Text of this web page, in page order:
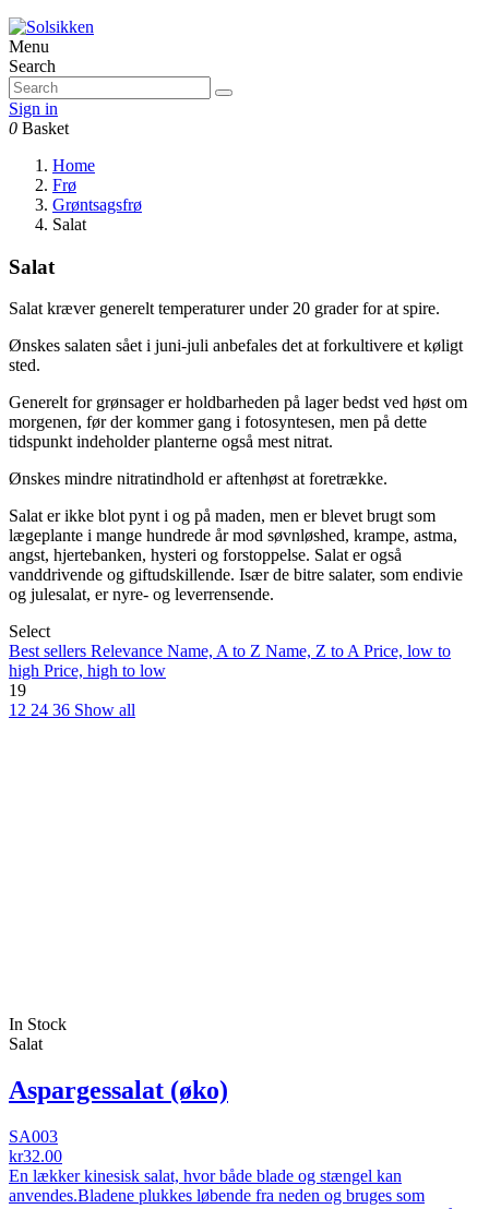
Menu
Search
Sign in
0 Basket
Home
Frø
Grøntsagsfrø
Salat
Salat
Salat kræver generelt temperaturer under 20 grader for at spire.
Ønskes salaten sået i juni-juli anbefales det at forkultivere et køligt
sted.
Generelt for grønsager er holdbarheden på lager bedst ved høst om
morgenen, før der kommer gang i fotosyntesen, men på dette
tidspunkt indeholder planterne også mest nitrat.
Ønskes mindre nitratindhold er aftenhøst at foretrække.
Salat er ikke blot pynt i og på maden, men er blevet brugt som
lægeplante i mange hundrede år mod søvnløshed, krampe, astma,
angst, hjertebanken, hysteri og forstoppelse. Salat er også
vanddrivende og giftudskillende. Især de bitre salater, som endivie
og julesalat, er nyre- og leverrensende.
Select
Best sellers Relevance Name, A to Z Name, Z to APrice, low to
high Price, high to low
19
12 24 36 Show all
In Stock
Salat
Aspargessalat (øko)
SA003
kr32.00
En lækker kinesisk salat, hvor både blade og stængel kan
anvendes.Bladene plukkes løbende fra neden og bruges som